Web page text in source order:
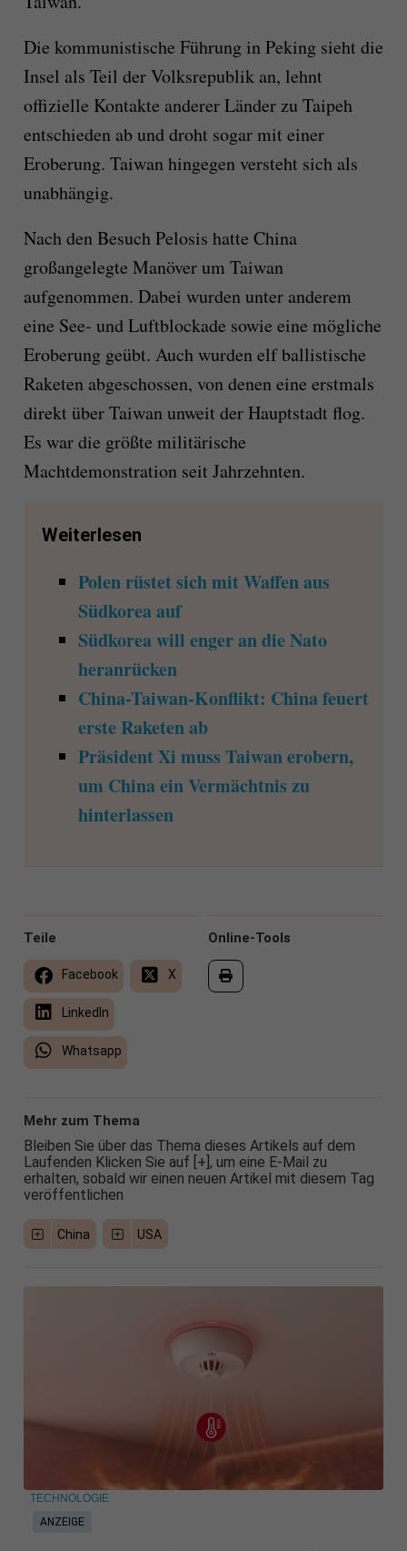
Die kommunistische Führung in Peking sieht die
Insel als Teil der Volksrepublik an, lehnt
offizielle Kontakte anderer Länder zu Taipeh
entschieden ab und droht sogar mit einer
Eroberung. Taiwan hingegen versteht sich als
unabhängig.
Nach den Besuch Pelosis hatte China
großangelegte Manöver um Taiwan
aufgenommen. Dabei wurden unter anderem
eine See- und Luftblockade sowie eine mögliche
Eroberung geübt. Auch wurden elf ballistische
Raketen abgeschossen, von denen eine erstmals
direkt über Taiwan unweit der Hauptstadt flog.
Es war die größte militärische
Machtdemonstration seit Jahrzehnten.
Weiterlesen
Polen rüstet sich mit Waffen aus
Südkorea auf
Südkorea will enger an die Nato
heranrücken
China-Taiwan-Konflikt: China feuert
erste Raketen ab
Präsident Xi muss Taiwan erobern,
um China ein Vermächtnis zu
hinterlassen
Online-Tools
Teile
Facebook X
LinkedIn
Whatsapp
Mehr zum Thema
Bleiben Sie über das Thema dieses Artikels auf dem
Laufenden Klicken Sie auf [+], um eine E-Mail zu
erhalten, sobald wir einen neuen Artikel mit diesem Tag
veröffentlichen
China USA
ANZEIGE
TECHNOLOGIE